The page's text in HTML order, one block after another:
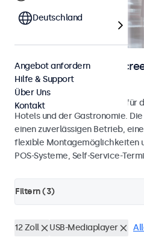
Monitore und
Gastronomie
Monitore und Touchscreens für
Hotels und der Gastronomie.
einen zuverlässigen Betrieb,
flexible Montagemöglichkeiten
POS-Systeme, Self-Service-
Filtern (3)
12 Zoll USB-Mediaplayer
Deutschland
Angebot anfordern
Hilfe & Support
Über Uns
Kontakt